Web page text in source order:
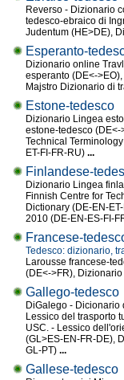
Reverso - Dizionario
tedesco-ebraico di
Judentum (HE>DE),
Esperanto-
Dizionario online
esperanto (DE<-
Majstro Dizionario di
Estone-tedesco
Dizionario Lingea
estone-tedesco (DE<-
Technical
ET-FI-FR-RU) ...
Finlandese-
Dizionario Lingea
Finnish Centre for
Dictionary (DE-EN-
2010 (DE-EN-ES-FI-
Francese-
Tedesco: dizionario,
Larousse francese-
(DE<->FR),
Gallego-tedesco
DiGalego - Dicionario
Lessico del trasporto
USC. - Lessico
(GL>ES-EN-FR-DE),
GL-PT) ...
Gallese-tedesco